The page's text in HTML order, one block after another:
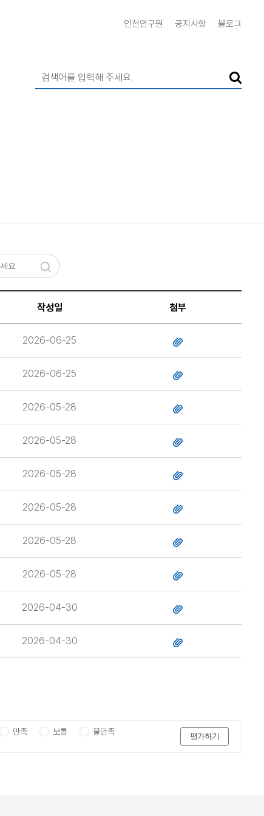
인천연구원 공지사항 블로그
작성일 첨부
2026-06-25
2026-06-25
2026-05-28
2026-05-28
2026-05-28
2026-05-28
2026-05-28
2026-05-28
2026-04-30
2026-04-30
만족 보통
불만족
평가하기